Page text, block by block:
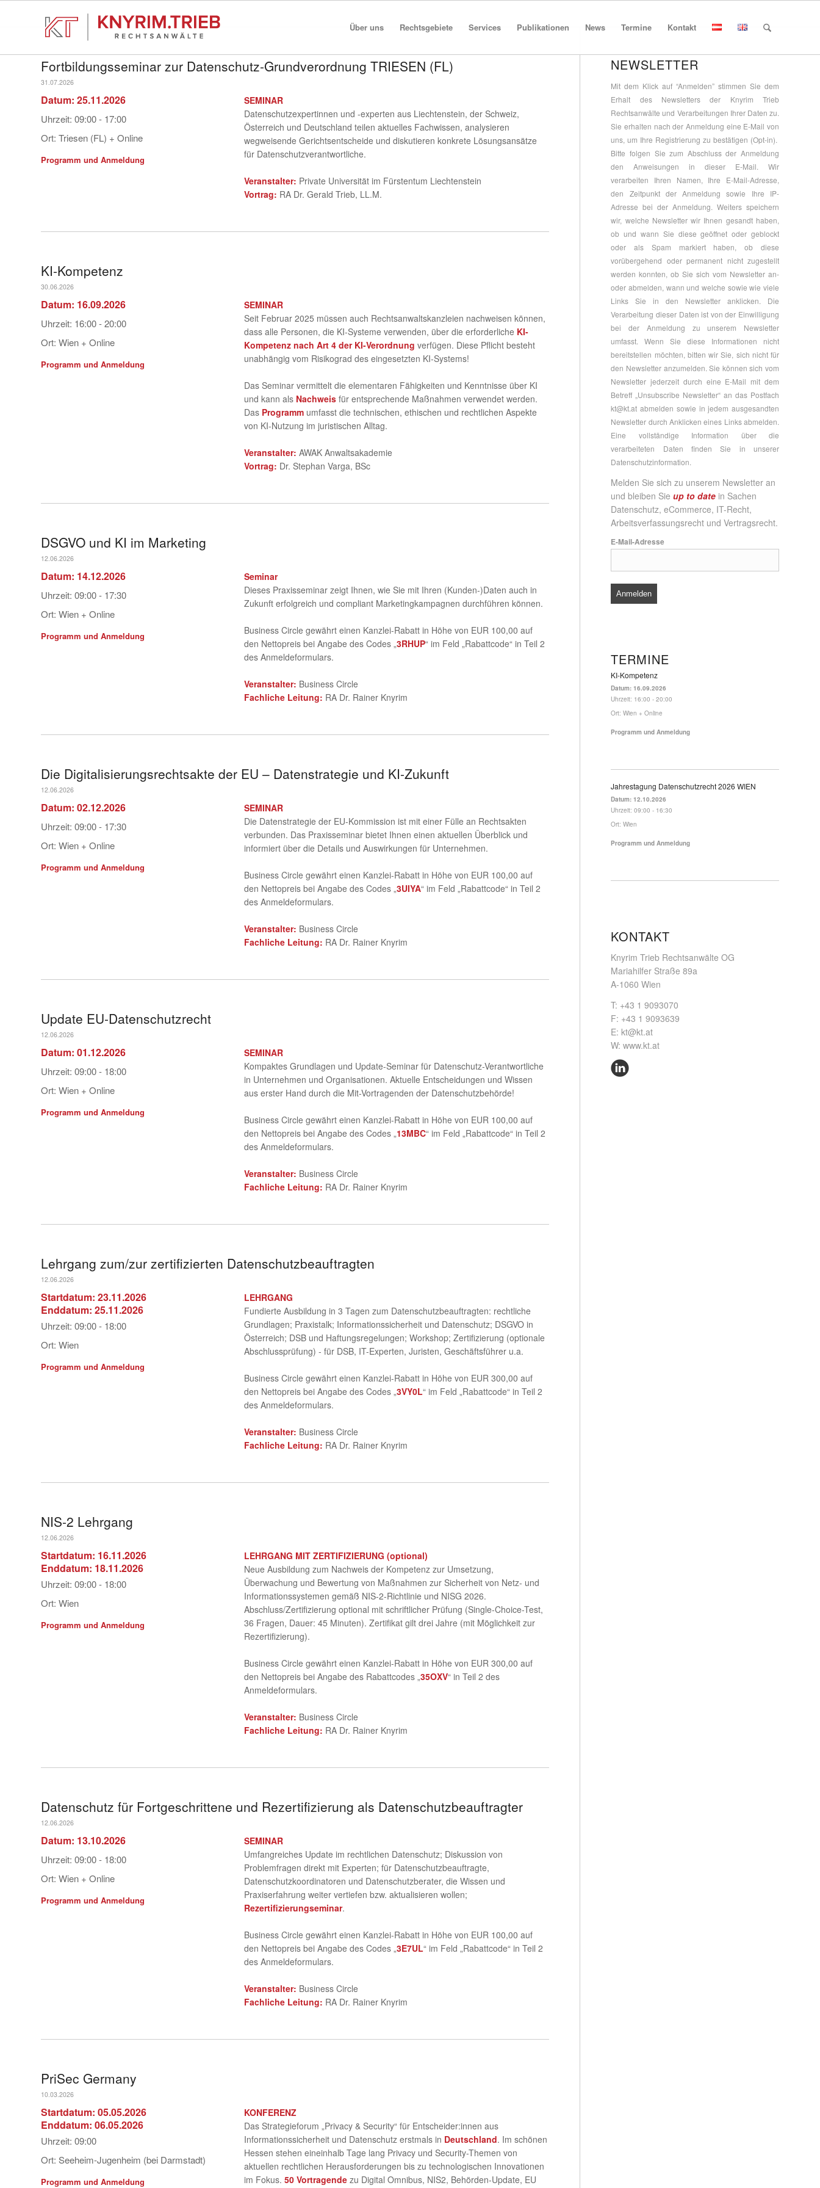
Über uns Rechtsgebiete Services Publikationen News Termine Kontakt
Fortbildungsseminar zur Datenschutz-Grundverordnung TRIESEN (FL)
31.07.2026
Datum: 25.11.2026
Uhrzeit: 09:00 - 17:00
Ort: Triesen (FL) + Online
Programm und Anmeldung
SEMINAR
Datenschutzexpertinnen und -experten aus Liechtenstein, der Schweiz,
Österreich und Deutschland teilen aktuelles Fachwissen, analysieren
wegweisende Gerichtsentscheide und diskutieren konkrete Lösungsansätze
für Datenschutzverantwortliche.
Veranstalter: Private Universität im Fürstentum Liechtenstein
Vortrag: RA Dr. Gerald Trieb, LL.M.
KI-Kompetenz
30.06.2026
Datum: 16.09.2026
Uhrzeit: 16:00 - 20:00
Ort: Wien + Online
Programm und Anmeldung
SEMINAR
Seit Februar 2025 müssen auch Rechtsanwaltskanzleien nachweisen können,
dass alle Personen, die KI-Systeme verwenden, über die erforderliche KI-
Kompetenz nach Art 4 der KI-Verordnung verfügen. Diese Pflicht besteht
unabhängig vom Risikograd des eingesetzten KI-Systems!
Das Seminar vermittelt die elementaren Fähigkeiten und Kenntnisse über KI
und kann als Nachweis für entsprechende Maßnahmen verwendet werden.
Das Programm umfasst die technischen, ethischen und rechtlichen Aspekte
von KI-Nutzung im juristischen Alltag.
Veranstalter:AWAK Anwaltsakademie
Vortrag: Dr. Stephan Varga, BSc
DSGVO und KI im Marketing
12.06.2026
Datum: 14.12.2026
Uhrzeit: 09:00 - 17:30
Ort: Wien + Online
Programm und Anmeldung
Seminar
Dieses Praxisseminar zeigt Ihnen, wie Sie mit Ihren (Kunden-)Daten auch in
Zukunft erfolgreich und compliant Marketingkampagnen durchführen können.
Business Circle gewährt einen Kanzlei-Rabatt in Höhe von EUR 100,00 auf
den Nettopreis bei Angabe des Codes „3RHUP“ im Feld „Rabattcode“ in Teil 2
des Anmeldeformulars.
Veranstalter: Business Circle
Fachliche Leitung: RA Dr. Rainer Knyrim
Die Digitalisierungsrechtsakte der EU – Datenstrategie und KI-Zukunft
12.06.2026
Datum: 02.12.2026
Uhrzeit: 09:00 - 17:30
Ort: Wien + Online
Programm und Anmeldung
SEMINAR
Die Datenstrategie der EU-Kommission ist mit einer Fülle an Rechtsakten
verbunden. Das Praxisseminar bietet Ihnen einen aktuellen Überblick und
informiert über die Details und Auswirkungen für Unternehmen.
Business Circle gewährt einen Kanzlei-Rabatt in Höhe von EUR 100,00 auf
den Nettopreis bei Angabe des Codes „3UIYA“ im Feld „Rabattcode“ in Teil 2
des Anmeldeformulars.
Veranstalter: Business Circle
Fachliche Leitung: RA Dr. Rainer Knyrim
Update EU-Datenschutzrecht
12.06.2026
Datum: 01.12.2026
Uhrzeit: 09:00 - 18:00
Ort: Wien + Online
Programm und Anmeldung
SEMINAR
Kompaktes Grundlagen und Update-Seminar für Datenschutz-Verantwortliche
in Unternehmen und Organisationen. Aktuelle Entscheidungen und Wissen
aus erster Hand durch die Mit-Vortragenden der Datenschutzbehörde!
Business Circle gewährt einen Kanzlei-Rabatt in Höhe von EUR 100,00 auf
den Nettopreis bei Angabe des Codes „13MBC“ im Feld „Rabattcode“ in Teil 2
des Anmeldeformulars.
Veranstalter: Business Circle
Fachliche Leitung: RA Dr. Rainer Knyrim
Lehrgang zum/zur zertifizierten Datenschutzbeauftragten
12.06.2026
Startdatum: 23.11.2026
Enddatum: 25.11.2026
Uhrzeit: 09:00 - 18:00
Ort: Wien
Programm und Anmeldung
LEHRGANG
Fundierte Ausbildung in 3 Tagen zum Datenschutzbeauftragten: rechtliche
Grundlagen; Praxistalk; Informationssicherheit und Datenschutz; DSGVO in
Österreich; DSB und Haftungsregelungen; Workshop; Zertifizierung (optionale
Abschlussprüfung) - für DSB, IT-Experten, Juristen, Geschäftsführer u.a.
Business Circle gewährt einen Kanzlei-Rabatt in Höhe von EUR 300,00 auf
den Nettopreis bei Angabe des Codes „3VY0L“ im Feld „Rabattcode“ in Teil 2
des Anmeldeformulars.
Veranstalter: Business Circle
Fachliche Leitung: RA Dr. Rainer Knyrim
NIS-2 Lehrgang
12.06.2026
Startdatum: 16.11.2026
Enddatum: 18.11.2026
Uhrzeit: 09:00 - 18:00
Ort: Wien
Programm und Anmeldung
LEHRGANG MIT ZERTIFIZIERUNG (optional)
Neue Ausbildung zum Nachweis der Kompetenz zur Umsetzung,
Überwachung und Bewertung von Maßnahmen zur Sicherheit von Netz- und
Informationssystemen gemäß NIS-2-Richtlinie und NISG 2026.
Abschluss/Zertifizierung optional mit schriftlicher Prüfung (Single-Choice-Test,
36 Fragen, Dauer: 45 Minuten). Zertifikat gilt drei Jahre (mit Möglichkeit zur
Rezertifizierung).
Business Circle gewährt einen Kanzlei-Rabatt in Höhe von EUR 300,00 auf
den Nettopreis bei Angabe des Rabattcodes „35OXV“ in Teil 2 des
Anmeldeformulars.
Veranstalter: Business Circle
Fachliche Leitung: RA Dr. Rainer Knyrim
Datenschutz für Fortgeschrittene und Rezertifizierung als Datenschutzbeauftragter
12.06.2026
Datum: 13.10.2026
Uhrzeit: 09:00 - 18:00
Ort: Wien + Online
Programm und Anmeldung
SEMINAR
Umfangreiches Update im rechtlichen Datenschutz; Diskussion von
Problemfragen direkt mit Experten; für Datenschutzbeauftragte,
Datenschutzkoordinatoren und Datenschutzberater, die Wissen und
Praxiserfahrung weiter vertiefen bzw. aktualisieren wollen;
Rezertifizierungseminar.
Business Circle gewährt einen Kanzlei-Rabatt in Höhe von EUR 100,00 auf
den Nettopreis bei Angabe des Codes „3E7UL“ im Feld „Rabattcode“ in Teil 2
des Anmeldeformulars.
Veranstalter: Business Circle
Fachliche Leitung: RA Dr. Rainer Knyrim
PriSec Germany
10.03.2026
Startdatum: 05.05.2026
Enddatum: 06.05.2026
Uhrzeit: 09:00
Ort: Seeheim-Jugenheim (bei Darmstadt)
Programm und Anmeldung
KONFERENZ
Das Strategieforum „Privacy & Security“ für Entscheider:innen aus
Informationssicherheit und Datenschutz erstmals in Deutschland. Im schönen
Hessen stehen eineinhalb Tage lang Privacy und Security-Themen von
aktuellen rechtlichen Herausforderungen bis zu technologischen Innovationen
im Fokus.50 Vortragende zu Digital Omnibus, NIS2, Behörden-Update, EU
NEWSLETTER
Mit dem Klick auf “Anmelden” stimmen Sie dem
Erhalt des Newsletters der Knyrim Trieb
Rechtsanwälte und Verarbeitungen Ihrer Daten zu.
Sie erhalten nach der Anmeldung eine E-Mail von
uns, um Ihre Registrierung zu bestätigen (Opt-in).
Bitte folgen Sie zum Abschluss der Anmeldung
den Anweisungen in dieser E-Mail. Wir
verarbeiten Ihren Namen, Ihre E-Mail-Adresse,
den Zeitpunkt der Anmeldung sowie Ihre IP-
Adresse bei der Anmeldung. Weiters speichern
wir, welche Newsletter wir Ihnen gesandt haben,
ob und wann Sie diese geöffnet oder geblockt
oder als Spam markiert haben, ob diese
vorübergehend oder permanent nicht zugestellt
werden konnten, ob Sie sich vom Newsletter an-
oder abmelden, wann und welche sowie wie viele
Links Sie in den Newsletter anklicken. Die
Verarbeitung dieser Daten ist von der Einwilligung
bei der Anmeldung zu unserem Newsletter
umfasst. Wenn Sie diese Informationen nicht
bereitstellen möchten, bitten wir Sie, sich nicht für
den Newsletter anzumelden. Sie können sich vom
Newsletter jederzeit durch eine E-Mail mit dem
Betreff „Unsubscribe Newsletter“ an das Postfach
kt@kt.at abmelden sowie in jedem ausgesandten
Newsletter durch Anklicken eines Links abmelden.
Eine vollständige Information über die
verarbeiteten Daten finden Sie in unserer
Datenschutzinformation.
Melden Sie sich zu unserem Newsletter an
und bleiben Sieup to date in Sachen
Datenschutz, eCommerce, IT-Recht,
Arbeitsverfassungsrecht und Vertragsrecht.
E-Mail-Adresse
TERMINE
KI-Kompetenz
Datum:16.09.2026
Uhrzeit: 16:00 - 20:00
Ort:Wien + Online
Programm und Anmeldung
Jahrestagung Datenschutzrecht 2026 WIEN
Datum:12.10.2026
Uhrzeit:09:00 - 16:30
Ort:Wien
Programm und Anmeldung
KONTAKT
Knyrim Trieb Rechtsanwälte OG
Mariahilfer Straße 89a
A-1060 Wien
T: +43 1 9093070
F: +43 1 9093639
E: kt@kt.at
W:www.kt.at